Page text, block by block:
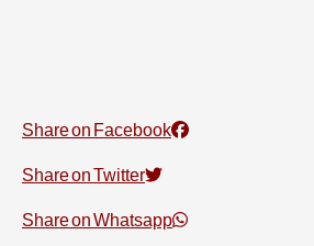
Share on Facebook
Share on Twitter
Share on Whatsapp